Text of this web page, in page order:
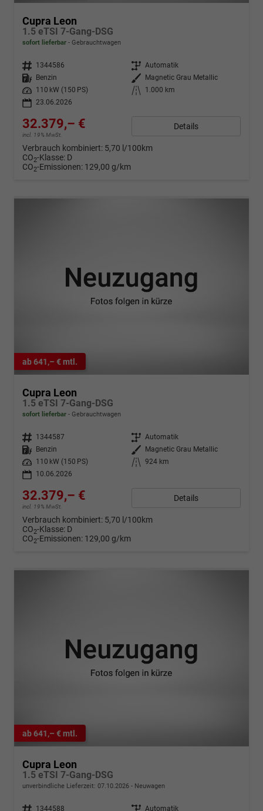
Cupra Leon
1.5 eTSI 7-Gang-DSG
sofort lieferbar Gebrauchtwagen
Fahrzeugnr. 1344586 Getriebe Automatik
Kraftstoff
Benzin Außenfarbe
Magnetic Grau Metallic
Leistung
110 kW (150 PS) Kilometerstand
1.000 km
23.06.2026
32.379,– €
incl. 19% MwSt.
Details
Verbrauch kombiniert: 5,70 l/100km
CO2-Klasse: D
CO2-Emissionen: 129,00 g/km
ab 641,– € mtl.
Cupra Leon
1.5 eTSI 7-Gang-DSG
sofort lieferbar Gebrauchtwagen
Fahrzeugnr. 1344587 Getriebe Automatik
Kraftstoff
Benzin Außenfarbe
Magnetic Grau Metallic
Leistung
110 kW (150 PS) Kilometerstand
924 km
10.06.2026
32.379,– €
incl. 19% MwSt.
Details
Verbrauch kombiniert: 5,70 l/100km
CO2-Klasse: D
CO2-Emissionen: 129,00 g/km
ab 641,– € mtl.
Cupra Leon
1.5 eTSI 7-Gang-DSG
unverbindliche Lieferzeit: 07.10.2026 Neuwagen
Fahrzeugnr. 1344588 Getriebe Automatik